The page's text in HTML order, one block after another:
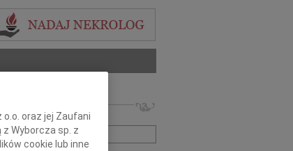
numer ogłoszenia:
oraz jej Zaufani
z Wyborcza sp. z
cookie lub inne